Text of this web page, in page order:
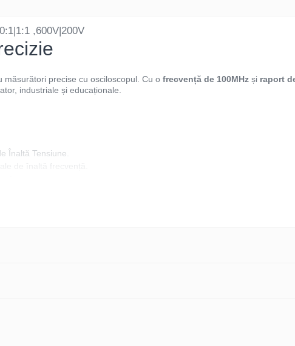
,600V|200V
măsurători precise cu osciloscopul. Cu o frecvență de 100MHz și raport
industriale și educaționale.
Înaltă Tensiune.
de înaltă frecvență.